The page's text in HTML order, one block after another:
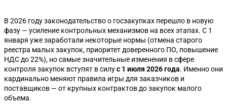
В 2026 году законодательство о госзакупках перешло в новую
фазу — усиление контрольных механизмов на всех этапах. С 1
января уже заработали некоторые нормы (отмена старого
реестра малых закупок, приоритет доверенного ПО, повышение
НДС до 22%), но самые значительные изменения в сфере
контроля закупок вступят в силус 1 июля 2026 года. Именно они
кардинально меняют правила игры для заказчиков и
поставщиков — от крупных контрактов до закупок малого
объема.